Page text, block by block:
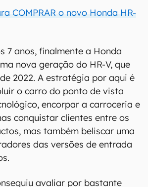
COMPRAR o novo Honda HR-
7 anos, finalmente a Honda
nova geração do HR-V, que
2022. A estratégia por aqui é
o carro do ponto de vista
encorpar a carroceria e
conquistar clientes entre os
mas também beliscar uma
das versões de entrada
avaliar por bastante